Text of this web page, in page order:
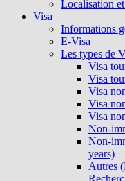
Localisation
Visa
Informations
E-Visa
Les types de
Visa
Visa
Visa
Visa
Visa
Non-
Non-
years)
Autres